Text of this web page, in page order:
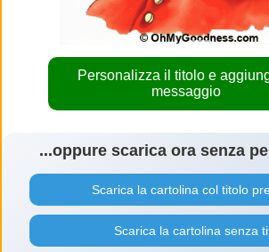
Personalizza il titolo e
messaggio
...oppure scarica ora senza
Scarica la cartolina col titolo
Scarica la cartolina senza